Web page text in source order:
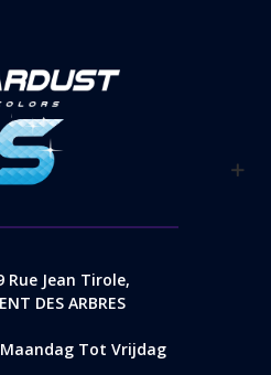
Rue Jean Tirole,
DES ARBRES
Tot Vrijdag